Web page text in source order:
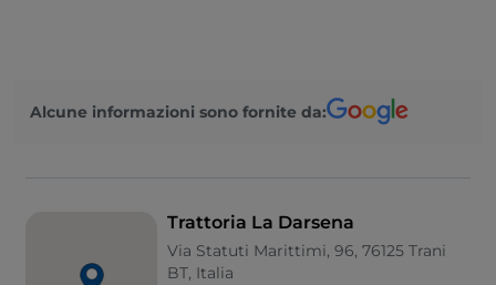
Alcune informazioni sono fornite da:
Trattoria La Darsena
Via Statuti Marittimi, 96, 76125 Trani
BT, Italia